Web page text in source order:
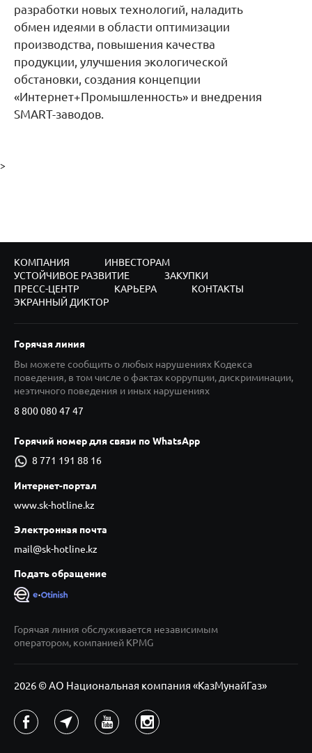
разработки новых технологий, наладить
обмен идеями в области оптимизации
производства, повышения качества
продукции, улучшения экологической
обстановки, создания концепции
«Интернет+Промышленность» и внедрения
SMART-заводов.
>
КОМПАНИЯ
ИНВЕСТОРАМ
УСТОЙЧИВОЕ РАЗВИТИЕ
ЗАКУПКИ
ПРЕСС-ЦЕНТР
КАРЬЕРА
КОНТАКТЫ
ЭКРАННЫЙ ДИКТОР
Горячая линия
Вы можете сообщить о любых нарушениях Кодекса
поведения, в том числе о фактах коррупции, дискриминации,
неэтичного поведения и иных нарушениях
8 800 080 47 47
Горячий номер для связи по WhatsApp
8 771 191 88 16
Интернет-портал
www.sk-hotline.kz
Электронная почта
mail@sk-hotline.kz
Подать обращение
Горячая линия обслуживается независимым
оператором, компанией KPMG
2026 © АО Национальная компания «КазМунайГаз»